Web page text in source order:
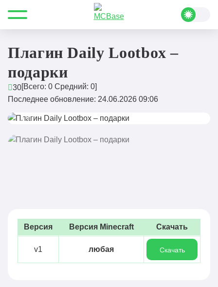
Все для Minecraft Плагины Донат и магазин
Плагин Daily Lootbox –
подарки
30[Всего: 0 Средний: 0]
Последнее обновление: 24.06.2026 09:06
Версия Версия Minecraft Скачать
v1 любая Скачать